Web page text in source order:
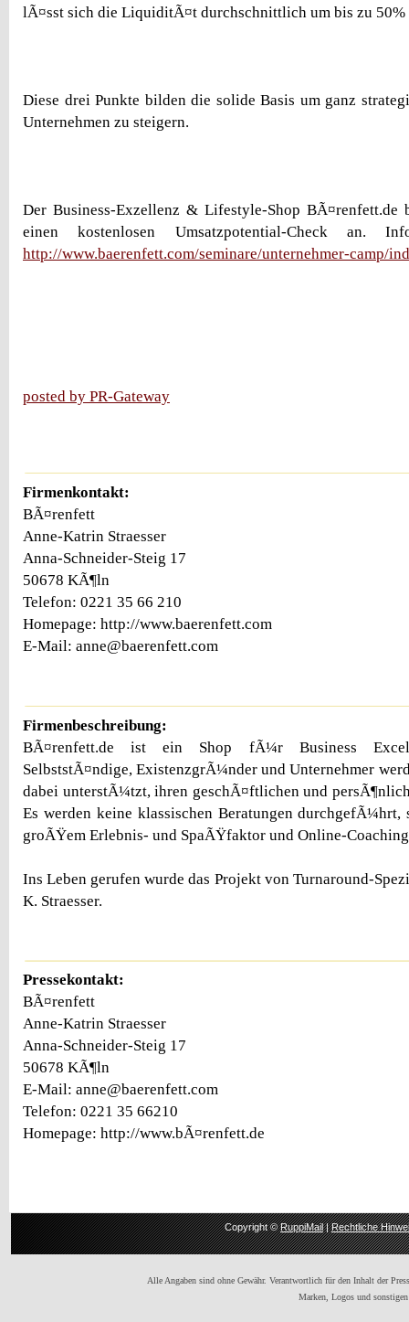
lÃ¤sst sich die LiquiditÃ¤t durchschnittlich um bis zu 50%
Diese drei Punkte bilden die solide Basis um ganz
Unternehmen zu steigern.
Der Business-Exzellenz & Lifestyle-Shop
einen kostenlosen Umsatzpotential-Check an.
http://www.baerenfett.com/seminare/unternehmer-camp/
posted by PR-Gateway
Firmenkontakt:
BÃ¤renfett
Anne-Katrin Straesser
Anna-Schneider-Steig 17
50678 KÃ¶ln
Telefon: 0221 35 66 210
Homepage: http://www.baerenfett.com
E-Mail: anne@baerenfett.com
Firmenbeschreibung:
BÃ¤renfett.de ist ein Shop fÃ¼r Business
SelbststÃ¤ndige, ExistenzgrÃ¼nder und Unternehmer
dabei unterstÃ¼tzt, ihren geschÃ¤ftlichen und
Es werden keine klassischen Beratungen durchgefÃ¼hrt,
groÃŸem Erlebnis- und SpaÃŸfaktor und Online-
Ins Leben gerufen wurde das Projekt von Turnaround-
K. Straesser.
Pressekontakt:
BÃ¤renfett
Anne-Katrin Straesser
Anna-Schneider-Steig 17
50678 KÃ¶ln
E-Mail: anne@baerenfett.com
Telefon: 0221 35 66210
Homepage: http://www.bÃ¤renfett.de
Copyright ©RuppiMail|Rechtliche
Alle Angaben sind ohne Gewähr. Verantwortlich für den Inhalt der
Marken, Logos und